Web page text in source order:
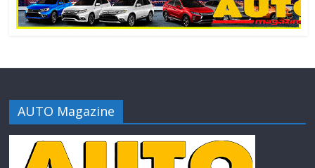
AUTO Magazine